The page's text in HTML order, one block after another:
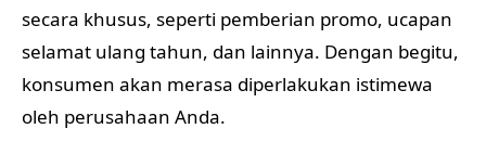
secara khusus, seperti pemberian promo, ucapan
selamat ulang tahun, dan lainnya. Dengan begitu,
konsumen akan merasa diperlakukan istimewa
oleh perusahaan Anda.